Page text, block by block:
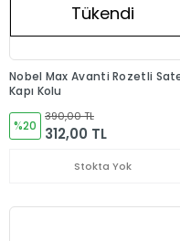
Tükendi
Nobel Max Avanti Rozetli
Kapı Kolu
%20
390,00 TL
312,00 TL
Stokta Yok